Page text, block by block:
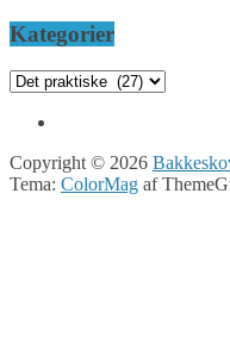
Kategorier
Kategorier
Copyright © 2026
Tema: ColorMag af